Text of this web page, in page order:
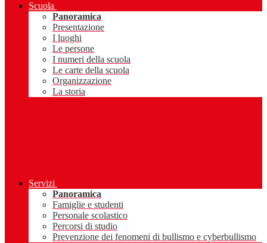
Scuola
Panoramica
Presentazione
I luoghi
Le persone
I numeri della scuola
Le carte della scuola
Organizzazione
La storia
Servizi
Panoramica
Famiglie e studenti
Personale scolastico
Percorsi di studio
Prevenzione dei fenomeni di bullismo e cyberbullismo